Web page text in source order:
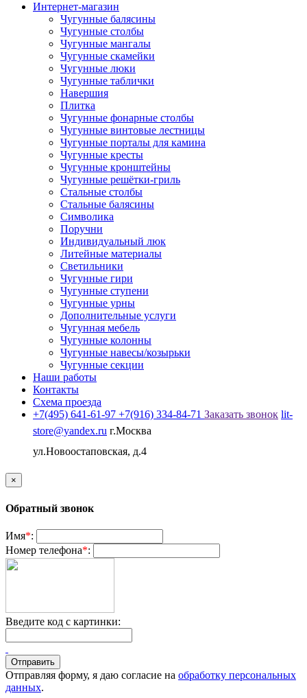
Интернет-магазин
Чугунные балясины
Чугунные столбы
Чугунные мангалы
Чугунные скамейки
Чугунные люки
Чугунные таблички
Навершия
Плитка
Чугунные фонарные столбы
Чугунные винтовые лестницы
Чугунные порталы для камина
Чугунные кресты
Чугунные кронштейны
Чугунные решётки-гриль
Стальные столбы
Стальные балясины
Символика
Поручни
Индивидуальный люк
Литейные материалы
Светильники
Чугунные гири
Чугунные ступени
Чугунные урны
Дополнительные услуги
Чугунная мебель
Чугунные колонны
Чугунные навесы/козырьки
Чугунные секции
Наши работы
Контакты
Схема проезда
+7(495) 641-61-97 +7(916) 334-84-71 Заказать звонок lit-
store@yandex.ru г.Москва
ул.Новоостаповская, д.4
×
Обратный звонок
Имя*:
Номер телефона*:
Введите код с картинки:
Отправляя форму, я даю согласие на обработку персональных
данных.